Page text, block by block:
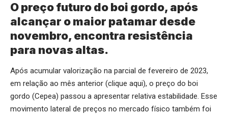
O preço futuro do boi gordo, após
alcançar o maior patamar desde
novembro, encontra resistência
para novas altas.
Após acumular valorização na parcial de fevereiro de 2023,
em relação ao mês anterior (clique aqui), o preço do boi
gordo (Cepea) passou a apresentar relativa estabilidade. Esse
movimento lateral de preços no mercado físico também foi